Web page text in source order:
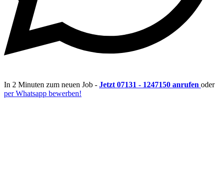
In 2 Minuten zum neuen Job - Jetzt 07131 - 1247150 anrufen oder
per Whatsapp bewerben!